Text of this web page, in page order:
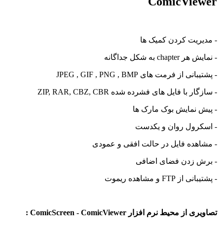
- مدیریت کردن کمیک ها
- نمایش هر chapter به شکل جداگانه
- پشتیبانی از فرمت های JPEG , GIF , PNG , BMP
- سازگار با فایل های فشرده شده ZIP, RAR, CBZ, CBR
- پیش نمایش بوک مارک ها
- اسکرول روان و یکدست
- مشاهده فایل در حالت افقی و عمودی
- برش زدن فضای اضافی
- پشتیبانی از FTP و مشاهده ریموت
تصاویری از محیط نرم افزار ComicScreen - ComicViewer :